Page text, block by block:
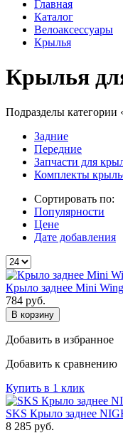
Главная
Каталог
Велоаксессуары
Крылья
Крылья
Подразделы категории
Задние
Передние
Запчасти для
Комплекты
Сортировать по:
Популярности
Цене
Дате добавления
Крыло заднее Mini
784 руб.
В корзину
Добавить в избранное
Добавить к сравнению
Купить в 1 клик
SKS Крыло заднее
8 285 руб.